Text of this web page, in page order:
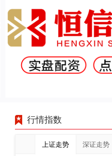
行情指数
上证走势 深证走势